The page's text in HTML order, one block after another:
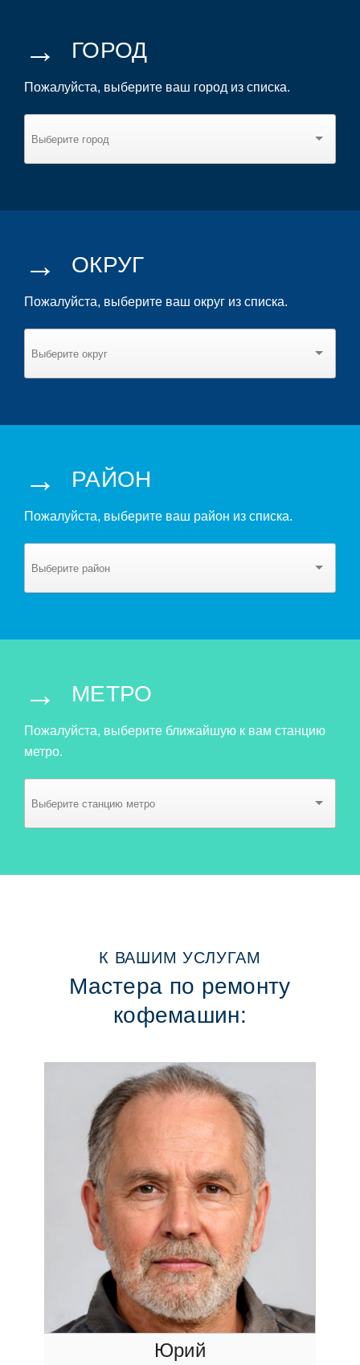
→ ГОРОД
Пожалуйста, выберите ваш город из списка.
→ ОКРУГ
Пожалуйста, выберите ваш округ из списка.
→ РАЙОН
Пожалуйста, выберите ваш район из списка.
→ МЕТРО
Пожалуйста, выберите ближайшую к вам станцию
метро.
К ВАШИМ УСЛУГАМ
Мастера по ремонту
кофемашин:
Юрий